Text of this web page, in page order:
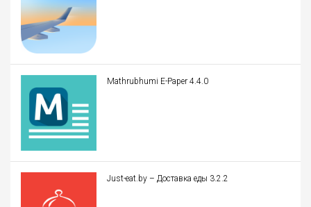
Mathrubhumi E-Paper 4.4.0
Just-eat.by – Доставка еды 3.2.2